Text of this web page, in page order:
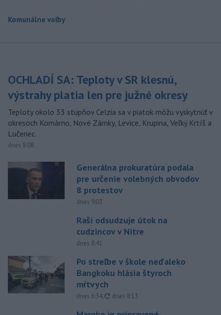
Komunálne voľby
OCHLADÍ SA: Teploty v SR klesnú,
výstrahy platia len pre južné okresy
Teploty okolo 33 stupňov Celzia sa v piatok môžu vyskytnúť v
okresoch Komárno, Nové Zámky, Levice, Krupina, Veľký Krtíš a
Lučenec.
dnes 8:08
Generálna prokuratúra podala
pre určenie volebných obvodov
8 protestov
dnes 9:03
Raši odsudzuje útok na
cudzincov v Nitre
dnes 8:41
Po streľbe v škole neďaleko
Bangkoku hlásia štyroch
mŕtvych
dnes 6:34, aktualizované
dnes 8:13